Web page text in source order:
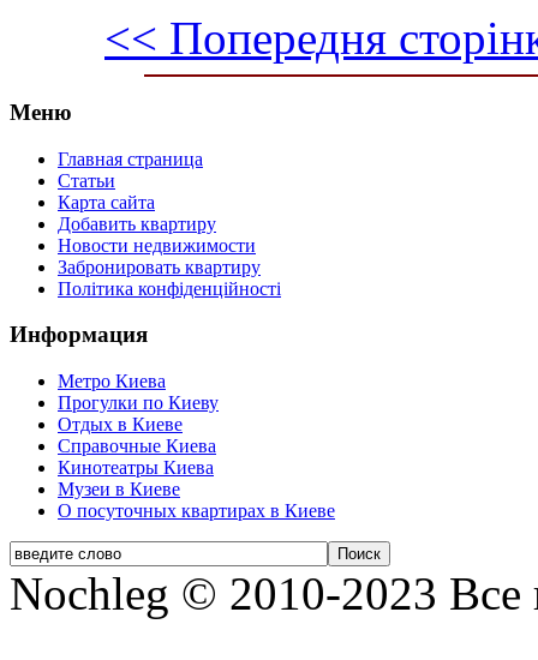
<< Попередня
Меню
Главная страница
Статьи
Карта сайта
Добавить квартиру
Новости недвижимости
Забронировать квартиру
Політика конфіденційності
Информация
Метро Киева
Прогулки по Киеву
Отдых в Киеве
Справочные Киева
Кинотеатры Киева
Музеи в Киеве
О посуточных квартирах в Киеве
Nochleg © 2010-2023